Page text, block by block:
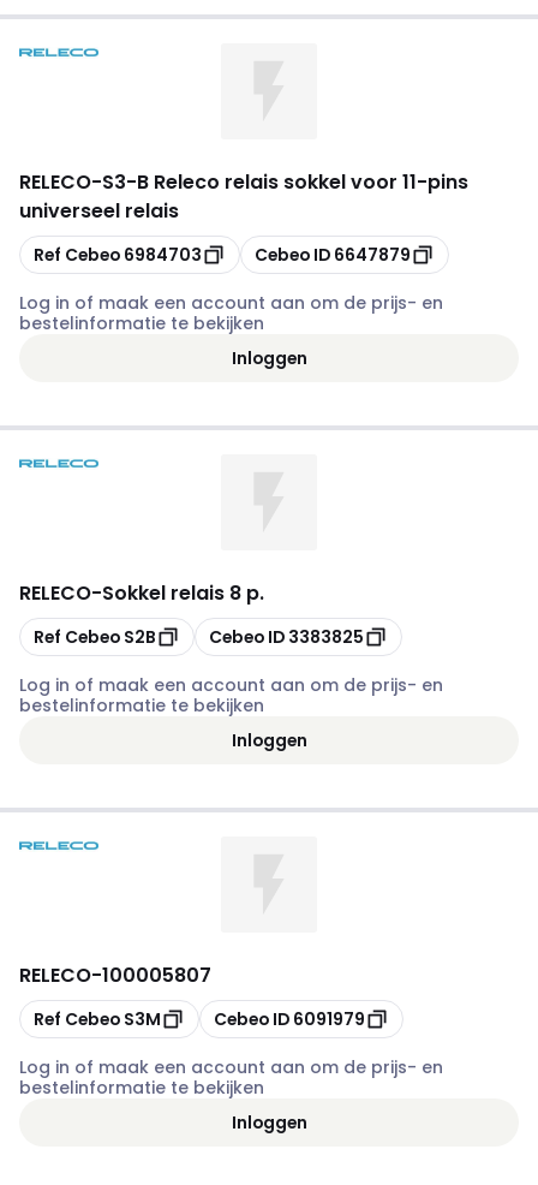
RELECO-S3-B Releco relais sokkel voor 11-pins
universeel relais
Kopiëren
Ref Cebeo 6984703 Kopiëren
Cebeo ID 6647879
Log in of maak een account aan om de prijs- en
bestelinformatie te bekijken
Inloggen
RELECO-Sokkel relais 8 p.
Kopiëren
Ref Cebeo S2B Kopiëren
Cebeo ID 3383825
Log in of maak een account aan om de prijs- en
bestelinformatie te bekijken
Inloggen
RELECO-100005807
Kopiëren
Ref Cebeo S3M Kopiëren
Cebeo ID 6091979
Log in of maak een account aan om de prijs- en
bestelinformatie te bekijken
Inloggen